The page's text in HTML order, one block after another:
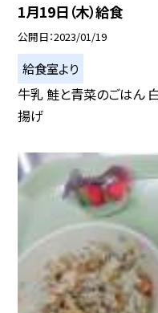
1月19日（木）給食
公開日 2023/01/19
給食室より
牛乳 鮭と青菜のごはん
揚げ